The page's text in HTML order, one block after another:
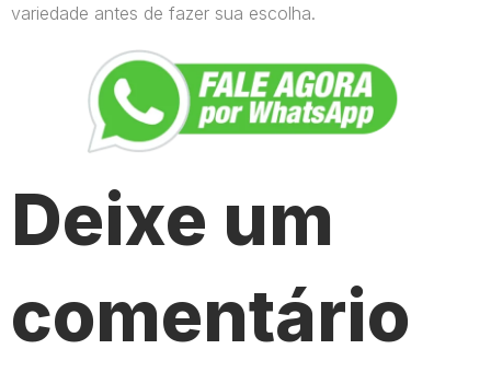
variedade antes de fazer sua escolha.
Deixe um
comentário